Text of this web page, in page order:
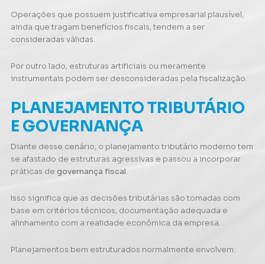
Operações que possuem justificativa empresarial plausível,
ainda que tragam benefícios fiscais, tendem a ser
consideradas válidas.
Por outro lado, estruturas artificiais ou meramente
instrumentais podem ser desconsideradas pela fiscalização.
PLANEJAMENTO TRIBUTÁRIO
E GOVERNANÇA
Diante desse cenário, o planejamento tributário moderno tem
se afastado de estruturas agressivas e passou a incorporar
práticas de governança fiscal.
Isso significa que as decisões tributárias são tomadas com
base em critérios técnicos, documentação adequada e
alinhamento com a realidade econômica da empresa.
Planejamentos bem estruturados normalmente envolvem: